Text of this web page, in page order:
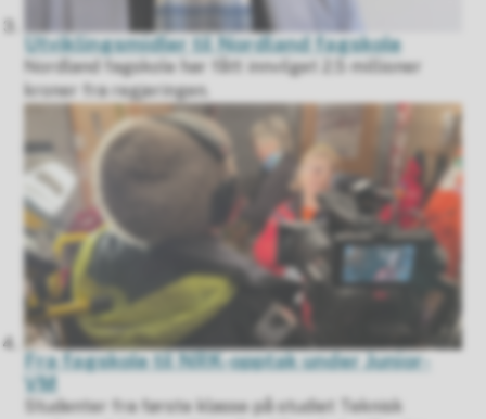
Utviklingsmidler til Nordland fagskole
Nordland fagskole har fått innvilget 2.5 millioner
kroner fra regjeringen.
Fra fagskole til NRK-opptak under Junior-
VM
Studenter fra første klasse på studiet Teknisk